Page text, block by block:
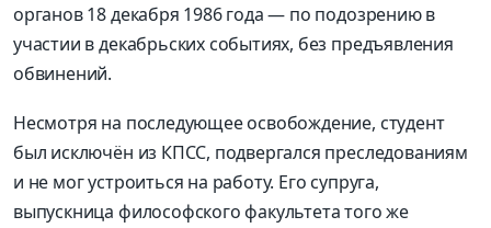
органов 18 декабря 1986 года — по подозрению в
участии в декабрьских событиях, без предъявления
обвинений.
Несмотря на последующее освобождение, студент
был исключён из КПСС, подвергался преследованиям
и не мог устроиться на работу. Его супруга,
выпускница философского факультета того же